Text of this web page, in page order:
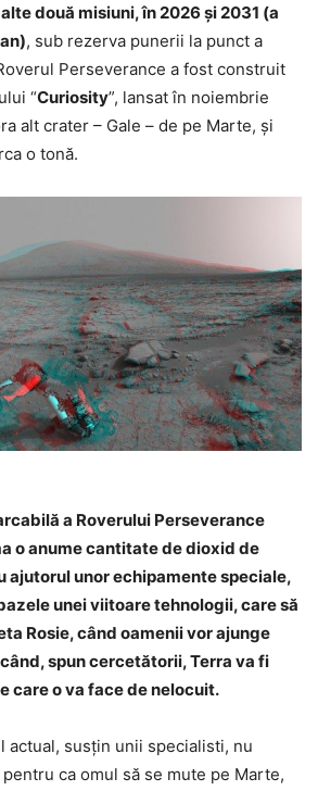
două misiuni, în 2026 şi 2031 (a
, sub rezerva punerii la punct a
Perseverance a fost construit
“Curiosity”, lansat în noiembrie
alt crater – Gale – de pe Marte, şi
o tonă.
a Roverului Perseverance
o anume cantitate de dioxid de
ajutorul unor echipamente speciale,
unei viitoare tehnologii, care să
Rosie, când oamenii vor ajunge
spun cercetătorii, Terra va fi
care o va face de nelocuit.
actual, susţin unii specialisti, nu
ca omul să se mute pe Marte,